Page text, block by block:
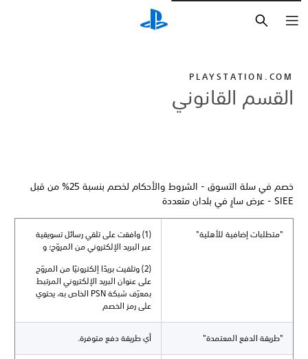
PLAYSTATION.COM
القسم القانوني
خصم في سلة التسوق - الشروط والأحكام لخصم بنسبة 25% من قبل
SIEE - عرض سارٍ في بلدان متعددة
"متطلبات إضافية للأهلية"
(1) وافقت على تلقي رسائل تسويقية
عبر البريد الإلكتروني من المروّج؛ و
(2) وتلقيت بريدًا إلكترونيًا من المروّج
على عنوان البريد الإلكتروني المرتبط
بمعرّف شبكة PSN الخاص به، يحتوي
على رمز الخصم
"طريقة الدفع المعتمدة" أي طريقة دفع متوفرة.